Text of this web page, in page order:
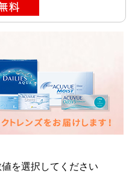
を選択してください